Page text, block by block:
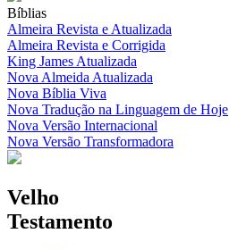
Bíblias
Almeira Revista e Atualizada
Almeira Revista e Corrigida
King James Atualizada
Nova Almeida Atualizada
Nova Bíblia Viva
Nova Tradução na Linguagem de Hoje
Nova Versão Internacional
Nova Versão Transformadora
Velho
Testamento